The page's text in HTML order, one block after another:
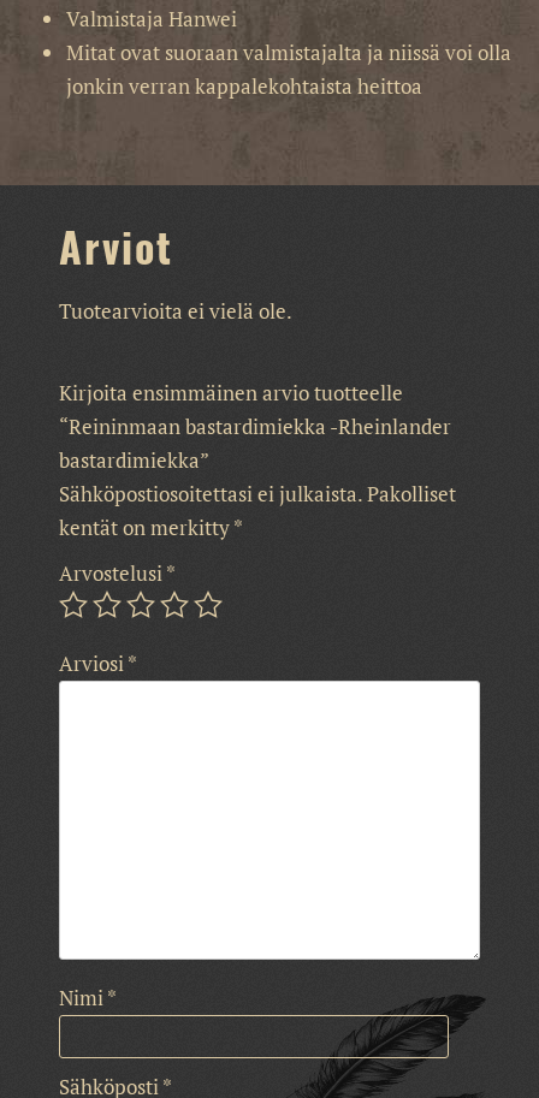
Valmistaja Hanwei
Mitat ovat suoraan valmistajalta ja niissä voi olla
jonkin verran kappalekohtaista heittoa
Arviot
Tuotearvioita ei vielä ole.
Kirjoita ensimmäinen arvio tuotteelle
“Reininmaan bastardimiekka -Rheinlander
bastardimiekka”
Sähköpostiosoitettasi ei julkaista.Pakolliset
kentät on merkitty*
Arvostelusi *
Arviosi *
Nimi *
Sähköposti *